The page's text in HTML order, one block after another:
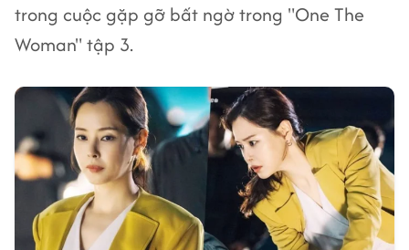
trong cuộc gặp gỡ bất ngờ trong "One The
Woman" tập 3.